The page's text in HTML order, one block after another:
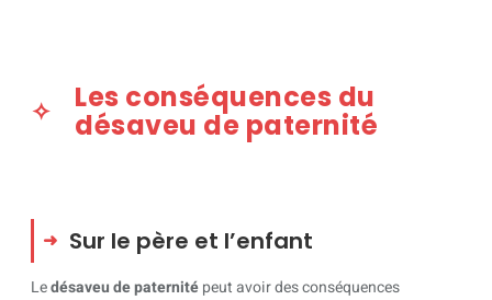
Les conséquences du
désaveu de paternité
Sur le père et l’enfant
Ledésaveu de paternitépeut avoir des conséquences